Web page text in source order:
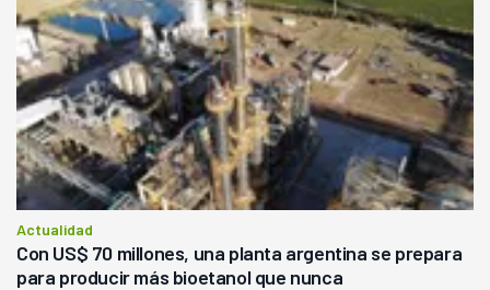
Actualidad
Con US$ 70 millones, una planta argentina se prepara
para producir más bioetanol que nunca